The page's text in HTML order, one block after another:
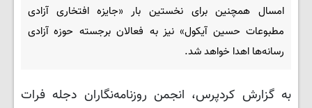
امسال همچنین برای نخستین بار «جایزه افتخاری آزادی
مطبوعات حسین آیکول» نیز به فعالان برجسته حوزه آزادی
رسانه‌ها اهدا خواهد شد.
به گزارش کردپرس، انجمن روزنامه‌نگاران دجله فرات